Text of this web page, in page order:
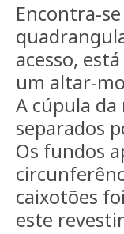
Encontra-
acesso,
um altar-
A cúpula
separados
Os fundos
caixotões
este